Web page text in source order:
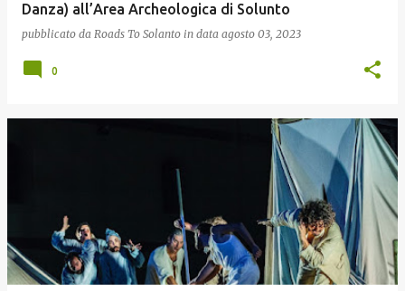
Danza) all’Area Archeologica di Solunto
pubblicato da Roads To Solanto in data agosto 03, 2023
0